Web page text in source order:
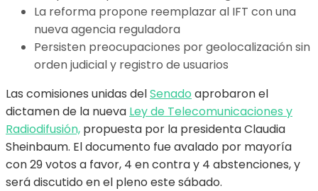
La reforma propone reemplazar al IFT con una
nueva agencia reguladora
Persisten preocupaciones por geolocalización sin
orden judicial y registro de usuarios
Las comisiones unidas delSenado aprobaron el
dictamen de la nueva Ley de Telecomunicaciones y
Radiodifusión, propuesta por la presidenta Claudia
Sheinbaum. El documento fue avalado por mayoría
con 29 votos a favor, 4 en contra y 4 abstenciones, y
será discutido en el pleno este sábado.